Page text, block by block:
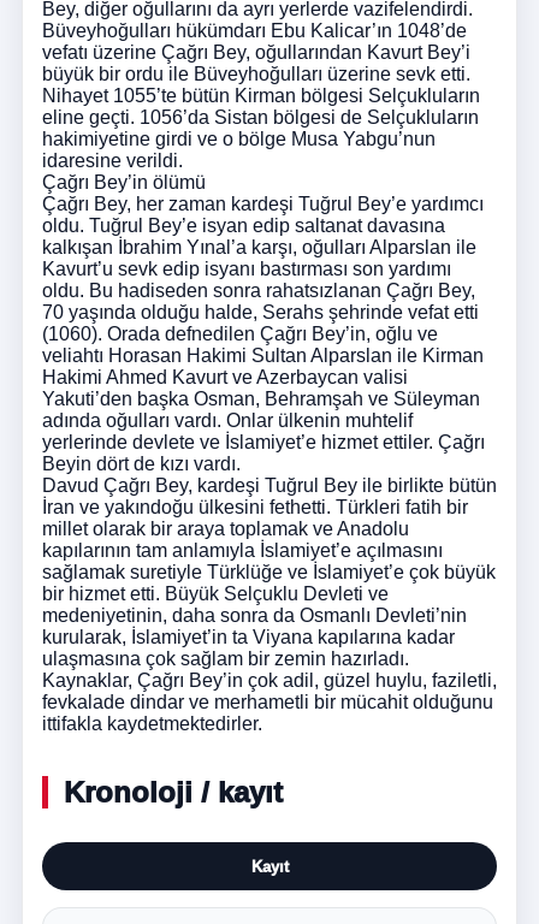
Bey, diğer oğullarını da ayrı yerlerde vazifelendirdi.
Büveyhoğulları hükümdarı Ebu Kalicar’ın 1048’de
vefatı üzerine Çağrı Bey, oğullarından Kavurt Bey’i
büyük bir ordu ile Büveyhoğulları üzerine sevk etti.
Nihayet 1055’te bütün Kirman bölgesi Selçukluların
eline geçti. 1056’da Sistan bölgesi de Selçukluların
hakimiyetine girdi ve o bölge Musa Yabgu’nun
idaresine verildi.
Çağrı Bey’in ölümü
Çağrı Bey, her zaman kardeşi Tuğrul Bey’e yardımcı
oldu. Tuğrul Bey’e isyan edip saltanat davasına
kalkışan İbrahim Yınal’a karşı, oğulları Alparslan ile
Kavurt’u sevk edip isyanı bastırması son yardımı
oldu. Bu hadiseden sonra rahatsızlanan Çağrı Bey,
70 yaşında olduğu halde, Serahs şehrinde vefat etti
(1060). Orada defnedilen Çağrı Bey’in, oğlu ve
veliahtı Horasan Hakimi Sultan Alparslan ile Kirman
Hakimi Ahmed Kavurt ve Azerbaycan valisi
Yakuti’den başka Osman, Behramşah ve Süleyman
adında oğulları vardı. Onlar ülkenin muhtelif
yerlerinde devlete ve İslamiyet’e hizmet ettiler. Çağrı
Beyin dört de kızı vardı.
Davud Çağrı Bey, kardeşi Tuğrul Bey ile birlikte bütün
İran ve yakındoğu ülkesini fethetti. Türkleri fatih bir
millet olarak bir araya toplamak ve Anadolu
kapılarının tam anlamıyla İslamiyet’e açılmasını
sağlamak suretiyle Türklüğe ve İslamiyet’e çok büyük
bir hizmet etti. Büyük Selçuklu Devleti ve
medeniyetinin, daha sonra da Osmanlı Devleti’nin
kurularak, İslamiyet’in ta Viyana kapılarına kadar
ulaşmasına çok sağlam bir zemin hazırladı.
Kaynaklar, Çağrı Bey’in çok adil, güzel huylu, faziletli,
fevkalade dindar ve merhametli bir mücahit olduğunu
ittifakla kaydetmektedirler.
Kronoloji / kayıt
Kayıt